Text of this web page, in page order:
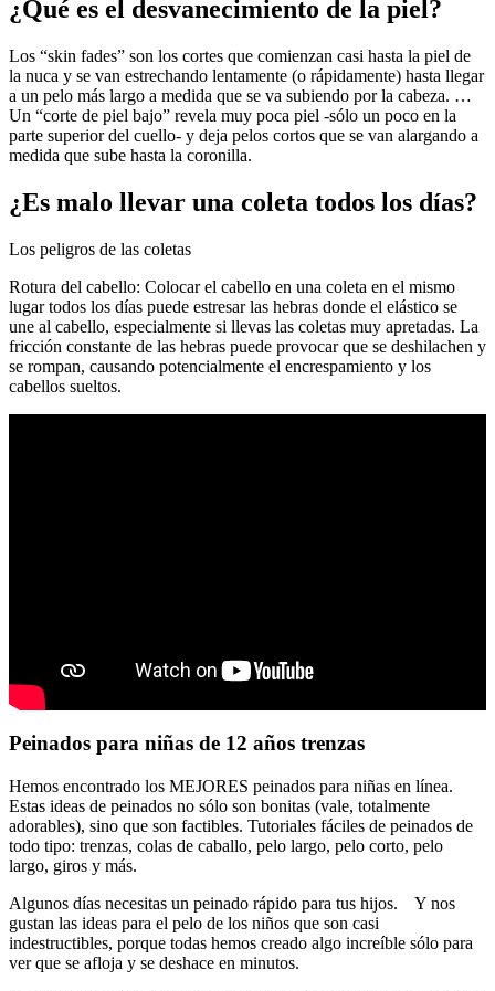
¿Qué es el desvanecimiento de la piel?
Los “skin fades” son los cortes que comienzan casi hasta la piel de
la nuca y se van estrechando lentamente (o rápidamente) hasta llegar
a un pelo más largo a medida que se va subiendo por la cabeza. …
Un “corte de piel bajo” revela muy poca piel -sólo un poco en la
parte superior del cuello- y deja pelos cortos que se van alargando a
medida que sube hasta la coronilla.
¿Es malo llevar una coleta todos los días?
Los peligros de las coletas
Rotura del cabello: Colocar el cabello en una coleta en el mismo
lugar todos los días puede estresar las hebras donde el elástico se
une al cabello, especialmente si llevas las coletas muy apretadas. La
fricción constante de las hebras puede provocar que se deshilachen y
se rompan, causando potencialmente el encrespamiento y los
cabellos sueltos.
Peinados para niñas de 12 años trenzas
Hemos encontrado los MEJORES peinados para niñas en línea.
Estas ideas de peinados no sólo son bonitas (vale, totalmente
adorables), sino que son factibles. Tutoriales fáciles de peinados de
todo tipo: trenzas, colas de caballo, pelo largo, pelo corto, pelo
largo, giros y más.
Algunos días necesitas un peinado rápido para tus hijos. Y nos
gustan las ideas para el pelo de los niños que son casi
indestructibles, porque todas hemos creado algo increíble sólo para
ver que se afloja y se deshace en minutos.